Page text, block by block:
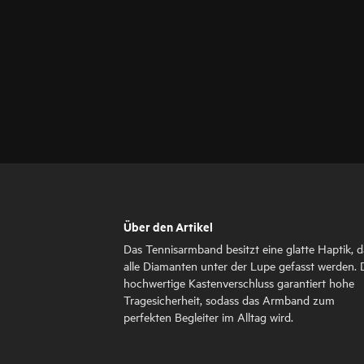
Über den Artikel
Das Tennisarmband besitzt eine glatte Haptik,
alle Diamanten unter der Lupe gefasst werden.
hochwertige Kastenverschluss garantiert hohe
Tragesicherheit, sodass das Armband zum
perfekten Begleiter im Alltag wird.